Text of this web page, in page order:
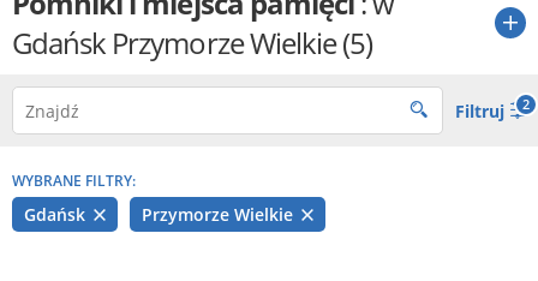
Gdańsk Przymorze Wielkie(5)
Filtruj 2
WYBRANE FILTRY:
Gdańsk Przymorze Wielkie